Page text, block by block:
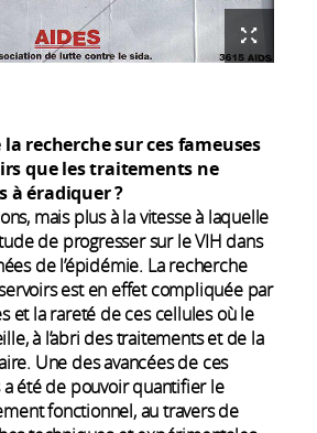
recherche sur ces fameuses
que les traitements ne
à éradiquer ?
mais plus à la vitesse à laquelle
de progresser sur le VIH dans
de l’épidémie. La recherche
est en effet compliquée par
et la rareté de ces cellules où le
à l’abri des traitements et de la
Une des avancées de ces
été de pouvoir quantifier le
fonctionnel, au travers de